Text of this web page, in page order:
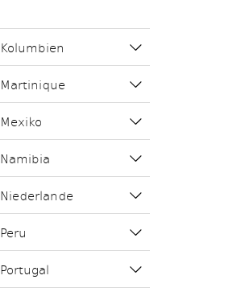
Kolumbien
Martinique
Mexiko
Namibia
Niederlande
Peru
Portugal